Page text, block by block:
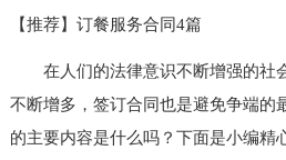
【推荐】订餐服务合同4篇
在人们的法律意识不断增强的社
不断增多，签订合同也是避免争端的
的主要内容是什么吗？下面是小编精